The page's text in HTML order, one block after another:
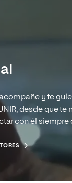
y te
desde que te
con él siempre